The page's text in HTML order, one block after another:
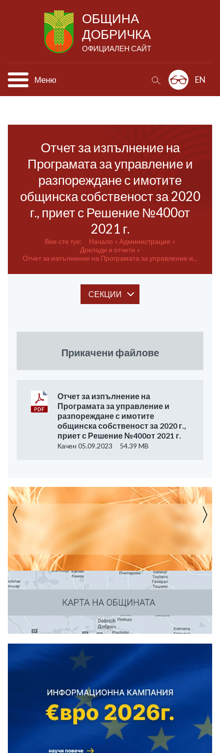
ОБЩИНА
ДОБРИЧКА
ОФИЦИАЛЕН САЙТ
Меню EN
Отчет за изпълнение на
Програмата за управление и
разпореждане с имотите
общинска собственост за 2020
г., приет с Решение №400от
2021 г.
Вие сте тук: Начало
Администрация
Доклади и отчети
Отчет за изпълнение на Програмата за управление и...
СЕКЦИИ
Прикачени файлове
Отчет за изпълнение на
Програмата за управление и
разпореждане с имотите
общинска собственост за 2020 г.,
приет с Решение №400от 2021 г.
Качен 05.09.2023 54.39 MB